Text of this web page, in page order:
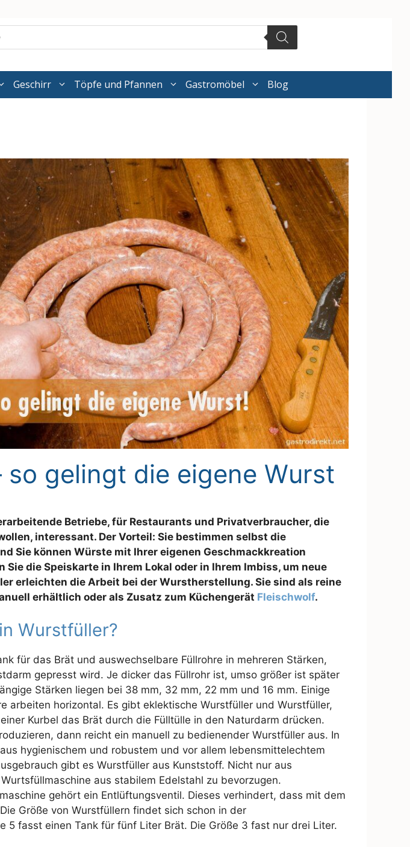
Geschirr Töpfe und Pfannen Gastromöbel Blog
so gelingt die eigene Wurst
Betriebe, für Restaurants und Privatverbraucher, die
interessant. Der Vorteil: Sie bestimmen selbst die
Sie können Würste mit Ihrer eigenen Geschmackkreation
Sie die Speiskarte in Ihrem Lokal oder in Ihrem Imbiss, um neue
erleichten die Arbeit bei der Wurstherstellung. Sie sind als reine
erhältlich oder als Zusatz zum Küchengerät Fleischwolf.
Wurstfüller?
für das Brät und auswechselbare Füllrohre in mehreren Stärken,
gepresst wird. Je dicker das Füllrohr ist, umso größer ist später
Stärken liegen bei 38 mm, 32 mm, 22 mm und 16 mm. Einige
arbeiten horizontal. Es gibt eklektische Wurstfüller und Wurstfüller,
Kurbel das Brät durch die Fülltülle in den Naturdarm drücken.
dann reicht ein manuell zu bedienender Wurstfüller aus. In
hygienischem und robustem und vor allem lebensmittelechtem
gibt es Wurstfüller aus Kunststoff. Nicht nur aus
aus stabilem Edelstahl zu bevorzugen.
gehört ein Entlüftungsventil. Dieses verhindert, dass mit dem
Größe von Wurstfüllern findet sich schon in der
5 fasst einen Tank für fünf Liter Brät. Die Größe 3 fast nur drei Liter.